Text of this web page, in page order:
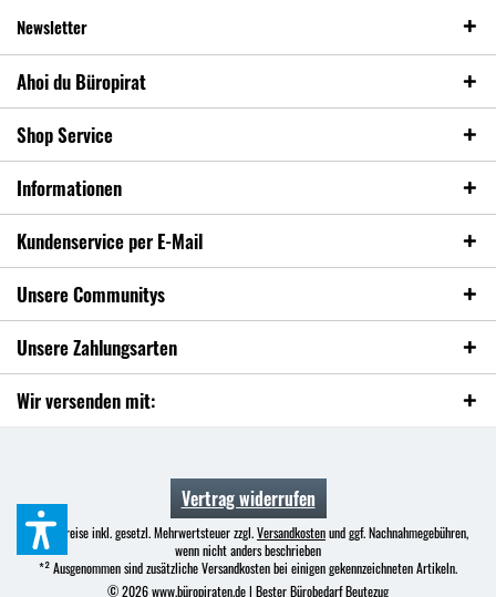
Newsletter
Ahoi du Büropirat
Shop Service
Informationen
Kundenservice per E-Mail
Unsere Communitys
Unsere Zahlungsarten
Wir versenden mit:
Vertrag widerrufen
* Alle Preise inkl. gesetzl. Mehrwertsteuer zzgl.Versandkostenund ggf. Nachnahmegebühren,
wenn nicht anders beschrieben
*² Ausgenommen sind zusätzliche Versandkosten bei einigen gekennzeichneten Artikeln.
© 2026 www.büropiraten.de | Bester Bürobedarf Beutezug